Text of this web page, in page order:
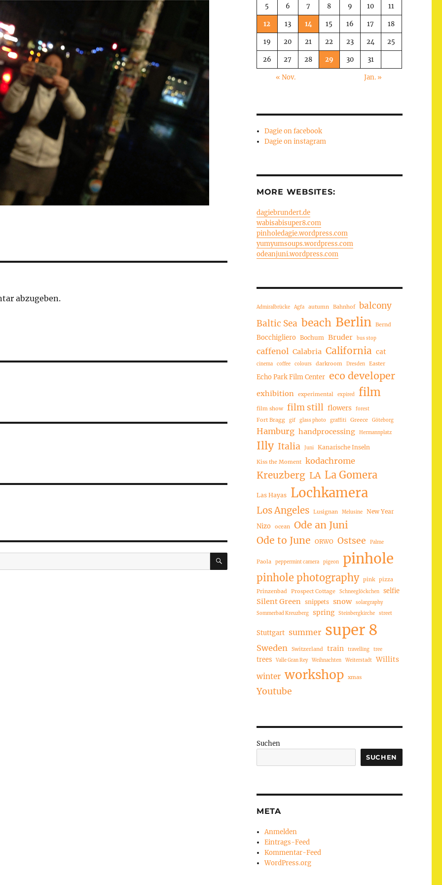
abzugeben.
SUCHEN
5 6 7 8 9 10 11
12 13 14 15 16 17 18
19 20 21 22 23 24 25
26 27 28 29 30 31
« Nov. Jan. »
Dagie on facebook
Dagie on instagram
MORE WEBSITES:
dagiebrundert.de
wabisabisuper8.com
pinholedagie.wordpress.com
yumyumsoups.wordpress.com
odeanjuni.wordpress.com
Admiralbrücke Agfa autumn Bahnhof balcony
Baltic Sea beach Berlin Bernd
Bocchigliero Bochum Bruder bus stop
caffenol Calabria California cat
cinema coffee colours darkroom Dresden Easter
Echo Park Film Center eco developer
exhibition experimental expired film
film show film still flowers forest
Fort Bragg gif glass photo graffiti Greece Göteborg
Hamburg handprocessing Hermannplatz
Illy Italia Juni Kanarische Inseln
Kiss the Moment kodachrome
Kreuzberg LA La Gomera
Las Hayas Lochkamera
Los Angeles Lusignan Melusine New Year
Nizo ocean
Ode an Juni
Ode to June ORWO Ostsee Palme
Paola peppermint camera pigeon pinhole
pinhole photography pink pizza
Prinzenbad
Prospect Cottage Schneeglöckchen selfie
Silent Green snippets snow
solargraphy
Sommerbad Kreuzberg
spring Steinbergkirche street
Stuttgart summer super 8
Sweden Switzerland train travelling tree
trees Valle Gran Rey Weihnachten Weiterstadt Willits
winter workshop xmas
Youtube
Suchen
SUCHEN
META
Anmelden
Eintrags-Feed
Kommentar-Feed
WordPress.org